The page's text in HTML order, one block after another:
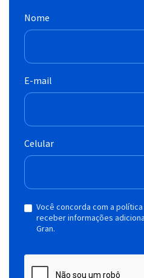
Nome
E-mail
Celular
Você concorda com a
receber informações
Gran.